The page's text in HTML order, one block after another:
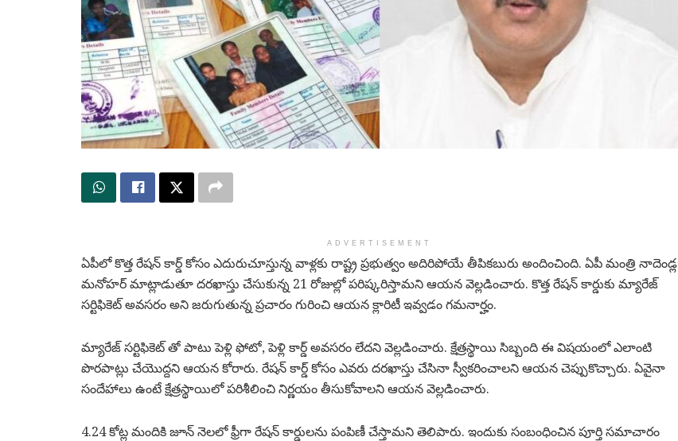
ADVERTISEMENT
ఏపీలో కొత్త రేషన్ కార్డ్ కోసం ఎదురుచూస్తున్న వాళ్లకు రాష్ట్ర ప్రభుత్వం అదిరిపోయే తీపికబురు అందించింది. ఏపీ మంత్రి నాదెండ్ల
మనోహర్ మాట్లాడుతూ దరఖాస్తు చేసుకున్న 21 రోజుల్లో పరిష్కరిస్తామని ఆయన వెల్లడించారు. కొత్త రేషన్ కార్డుకు మ్యారేజ్
సర్టిఫికెట్ అవసరం అని జరుగుతున్న ప్రచారం గురించి ఆయన క్లారిటీ ఇవ్వడం గమనార్హం.
మ్యారేజ్ సర్టిఫికెట్ తో పాటు పెళ్లి ఫోటో, పెళ్లి కార్డ్ అవసరం లేదని వెల్లడించారు. క్షేత్రస్థాయి సిబ్బంది ఈ విషయంలో ఎలాంటి
పొరపాట్లు చేయొద్దని ఆయన కోరారు. రేషన్ కార్డ్ కోసం ఎవరు దరఖాస్తు చేసినా స్వీకరించాలని ఆయన చెప్పుకొచ్చారు. ఏవైనా
సందేహాలు ఉంటే క్షేత్రస్థాయిలో పరిశీలించి నిర్ణయం తీసుకోవాలని ఆయన వెల్లడించారు.
4.24 కోట్ల మందికి జూన్ నెలలో ఫ్రీగా రేషన్ కార్డులను పంపిణీ చేస్తామని తెలిపారు. ఇందుకు సంబంధించిన పూర్తి సమాచారం